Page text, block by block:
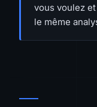
vous voulez
le même